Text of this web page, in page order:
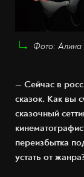
Фото: Алина
— Сейчас в
сказок. Как вы
сказочный
переизбытка
устать от